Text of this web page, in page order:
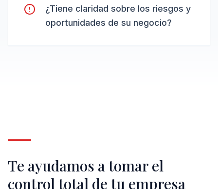
¿Tiene claridad sobre los riesgos y
oportunidades de su negocio?
Te ayudamos a tomar el
control total de tu empresa